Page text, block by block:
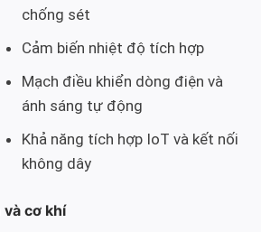
chống sét
Cảm biến nhiệt độ tích hợp
Mạch điều khiển dòng điện và
ánh sáng tự động
Khả năng tích hợp IoT và kết nối
không dây
và cơ khí